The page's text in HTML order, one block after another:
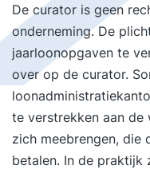
De curator is geen
onderneming. De
jaarloonopgaven te
over op de curator.
te verstrekken aan de
zich meebrengen, die
betalen. In de praktijk